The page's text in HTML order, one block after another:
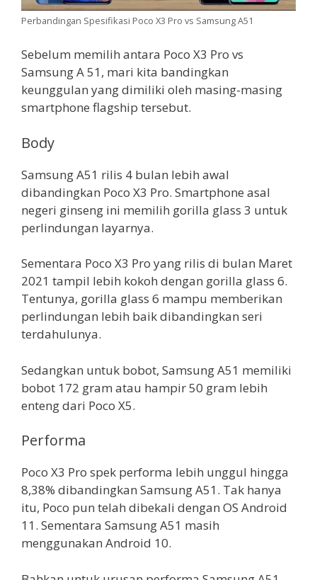
Perbandingan Spesifikasi Poco X3 Pro vs Samsung A51
Sebelum memilih antara Poco X3 Pro vs
Samsung A 51, mari kita bandingkan
keunggulan yang dimiliki oleh masing-masing
smartphone flagship tersebut.
Body
Samsung A51 rilis 4 bulan lebih awal
dibandingkan Poco X3 Pro. Smartphone asal
negeri ginseng ini memilih gorilla glass 3 untuk
perlindungan layarnya.
Sementara Poco X3 Pro yang rilis di bulan Maret
2021 tampil lebih kokoh dengan gorilla glass 6.
Tentunya, gorilla glass 6 mampu memberikan
perlindungan lebih baik dibandingkan seri
terdahulunya.
Sedangkan untuk bobot, Samsung A51 memiliki
bobot 172 gram atau hampir 50 gram lebih
enteng dari Poco X5.
Performa
Poco X3 Pro spek performa lebih unggul hingga
8,38% dibandingkan Samsung A51. Tak hanya
itu, Poco pun telah dibekali dengan OS Android
11. Sementara Samsung A51 masih
menggunakan Android 10.